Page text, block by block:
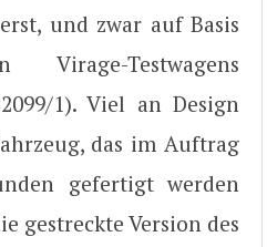
und zwar auf Basis
Virage-Testwagens
1). Viel an Design
das im Auftrag
gefertigt werden
gestreckte Version des